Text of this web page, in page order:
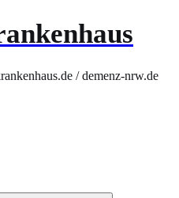
/ demenz-nrw.de